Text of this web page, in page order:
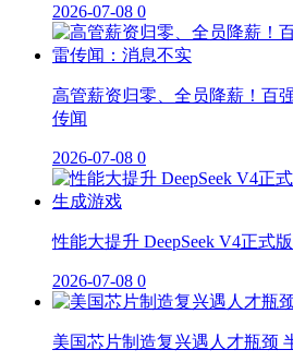
2026-07-08 0
高管薪资归零、全员降薪！百
传闻
2026-07-08 0
性能大提升 DeepSeek V4正式
2026-07-08 0
美国芯片制造复兴遇人才瓶颈